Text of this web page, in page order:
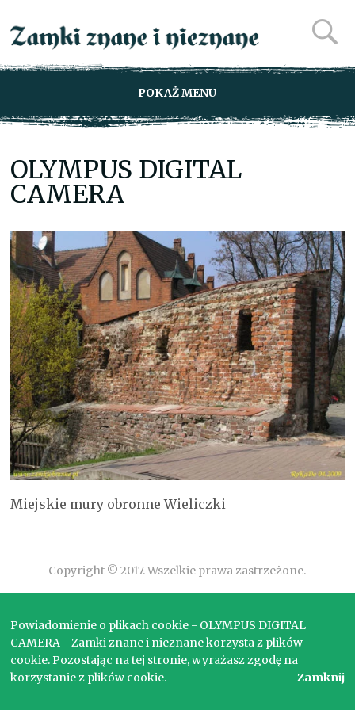
POKAŻ MENU
OLYMPUS DIGITAL
CAMERA
Miejskie mury obronne Wieliczki
Copyright © 2017. Wszelkie prawa zastrzeżone.
Powiadomienie o plikach cookie - OLYMPUS DIGITAL
CAMERA - Zamki znane i nieznane korzysta z plików
cookie. Pozostając na tej stronie, wyrażasz zgodę na
korzystanie z plików cookie.
Zamknij